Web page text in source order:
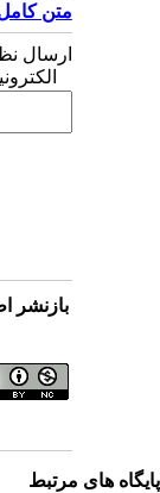
متن کامل[PDF 372 kb]
ارسال
بازنشر
های مرتبط